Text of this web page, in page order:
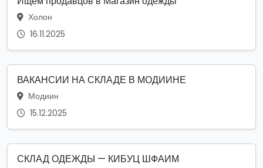
Холон
16.11.2025
ВАКАНСИИ НА СКЛАДЕ В МОДИИНЕ
Модиин
15.12.2025
СКЛАД ОДЕЖДЫ — КИБУЦ ШФАИМ